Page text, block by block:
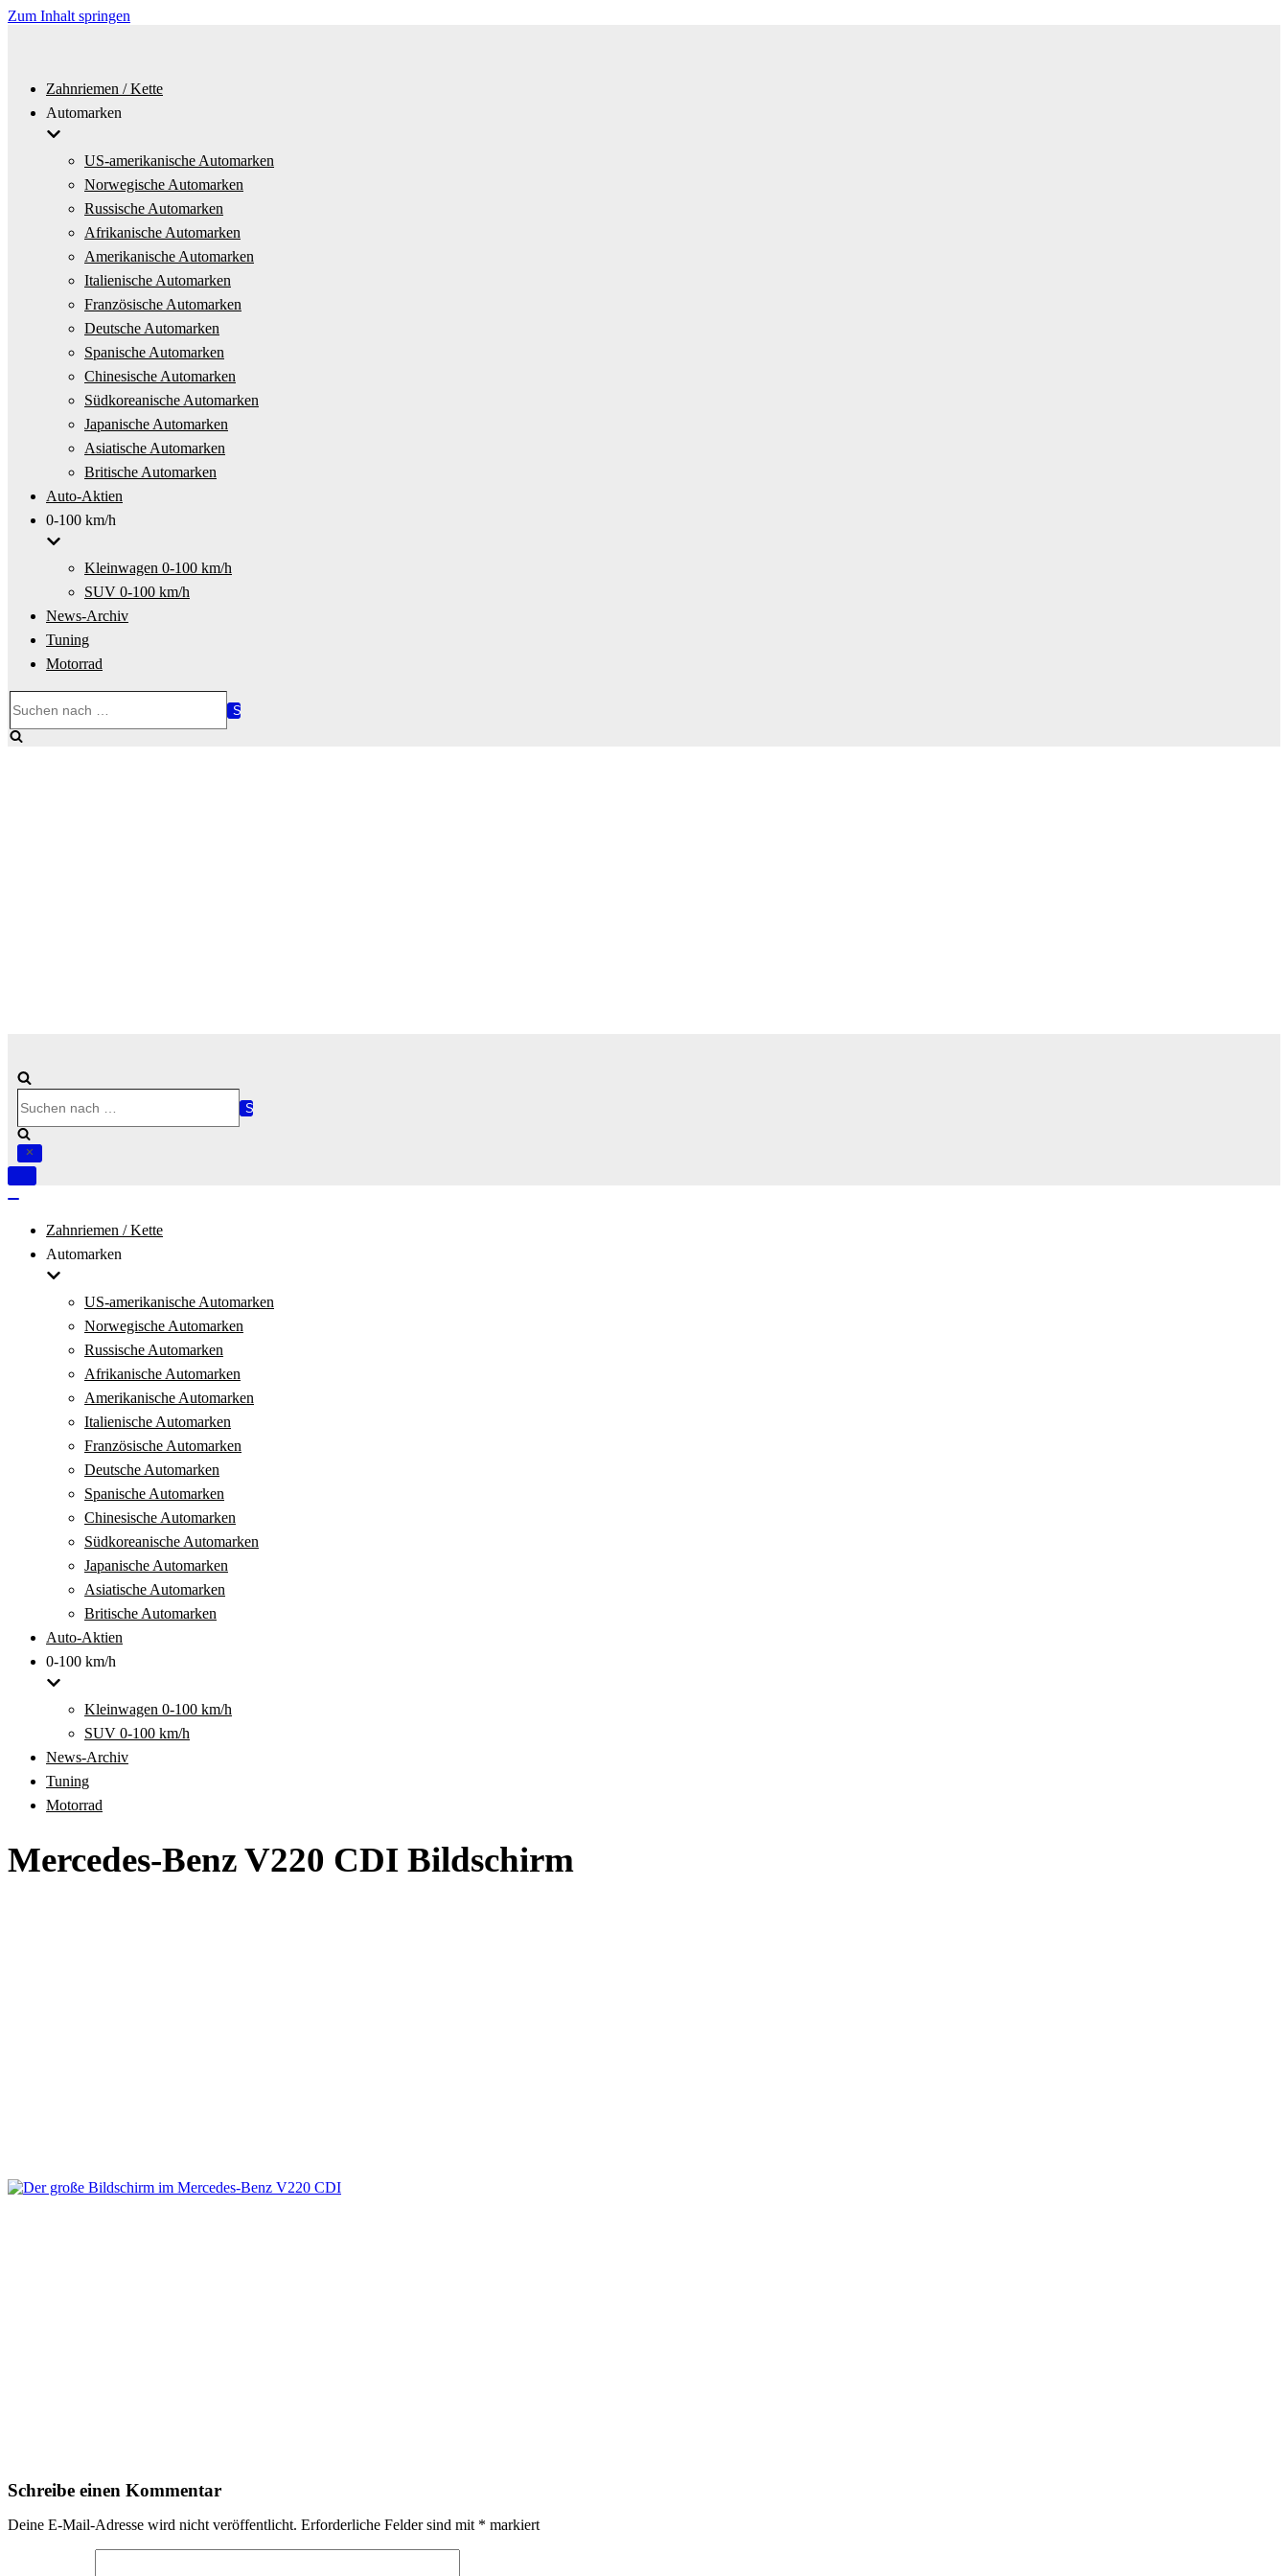
Zum Inhalt springen
Zahnriemen / Kette
Automarken
US-amerikanische Automarken
Norwegische Automarken
Russische Automarken
Afrikanische Automarken
Amerikanische Automarken
Italienische Automarken
Französische Automarken
Deutsche Automarken
Spanische Automarken
Chinesische Automarken
Südkoreanische Automarken
Japanische Automarken
Asiatische Automarken
Britische Automarken
Auto-Aktien
0-100 km/h
Kleinwagen 0-100 km/h
SUV 0-100 km/h
News-Archiv
Tuning
Motorrad
nach …
nach …
Navigation
Zahnriemen / Kette
Automarken
US-amerikanische Automarken
Norwegische Automarken
Russische Automarken
Afrikanische Automarken
Amerikanische Automarken
Italienische Automarken
Französische Automarken
Deutsche Automarken
Spanische Automarken
Chinesische Automarken
Südkoreanische Automarken
Japanische Automarken
Asiatische Automarken
Britische Automarken
Auto-Aktien
0-100 km/h
Kleinwagen 0-100 km/h
SUV 0-100 km/h
News-Archiv
Tuning
Motorrad
Mercedes-Benz V220 CDI Bildschirm
Schreibe einen Kommentar
Deine E-Mail-Adresse wird nicht veröffentlicht. Erforderliche Felder sind mit * markiert